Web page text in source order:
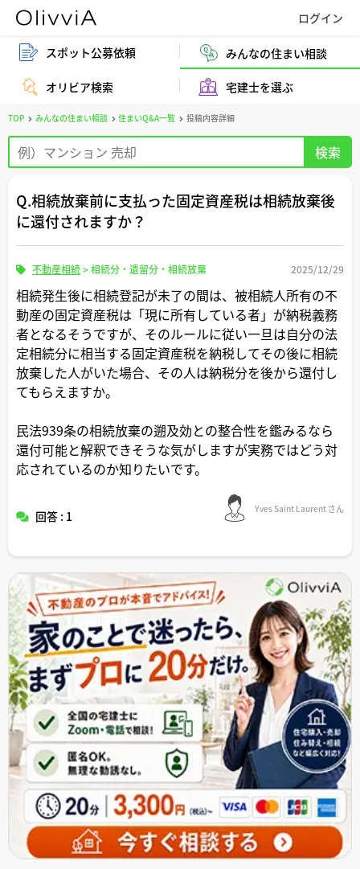
スポット公募依頼 みんなの住まい相談
オリビア検索 宅建士を選ぶ
TOP みんなの住まい相談 住まいQ&A一覧 投稿内容詳細
Q.相続放棄前に支払った固定資産税は相続放棄後
に還付されますか？
不動産相続>相続分・遺留分・相続放棄 2025/12/29
相続発生後に相続登記が未了の間は、被相続人所有の不
動産の固定資産税は「現に所有している者」が納税義務
者となるそうですが、そのルールに従い一旦は自分の法
定相続分に相当する固定資産税を納税してその後に相続
放棄した人がいた場合、その人は納税分を後から還付し
てもらえますか。
民法939条の相続放棄の遡及効との整合性を鑑みるなら
還付可能と解釈できそうな気がしますが実務ではどう対
応されているのか知りたいです。
回答 : 1 Yves Saint Laurent さん